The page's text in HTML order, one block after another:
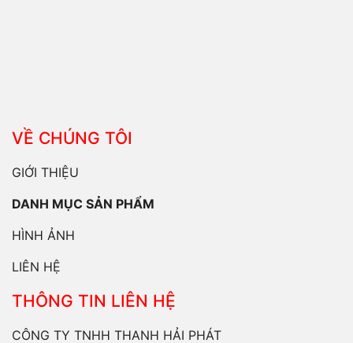
VỀ CHÚNG TÔI
GIỚI THIỆU
DANH MỤC SẢN PHẨM
HÌNH ẢNH
LIÊN HỆ
THÔNG TIN LIÊN HỆ
CÔNG TY TNHH THANH HẢI PHÁT